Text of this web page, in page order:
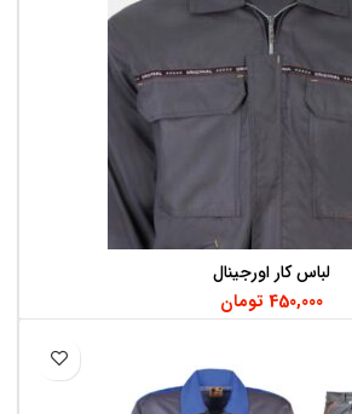
لباس کار اورجینال
450,000 تومان